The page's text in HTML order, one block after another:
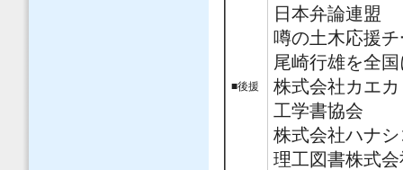
■後援
日本弁論連盟
噂の土木応援
尾崎行雄を全
株式会社カエカ
工学書協会
株式会社ハナ
理工図書株式会